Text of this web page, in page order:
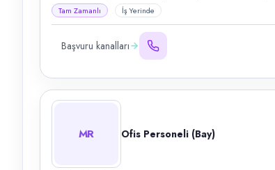
Tam Zamanlı İş Yerinde
Başvuru kanalları
MR Ofis Personeli (Bay)